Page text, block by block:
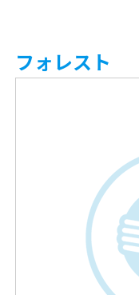
フォレスト